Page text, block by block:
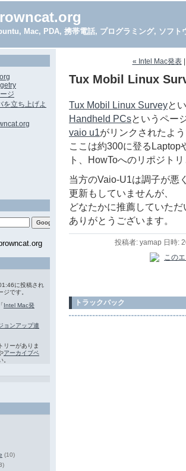
Mac, PDA, 携帯電話, プログラミング, ソフト
« Intel Mac発表
Tux Mobil Linux
Tux Mobil Linux Surveyと
Handheld PCsというペー
vaio u1がリンクされたよ
ここは約300に登るLaptop
ト、HowToへのリポジト
当方のVaio-U1は調子が悪
更新もしていませんが、
どなたかに推薦していた
ありがとうございます。
投稿者: yamap 日時:
トラックバック
ジ
を立ち上げよ
browncat.org
に投稿され
ジです。
Intel Mac発
ョンアップ連
リーがありま
アーカイブペ
。
(10)